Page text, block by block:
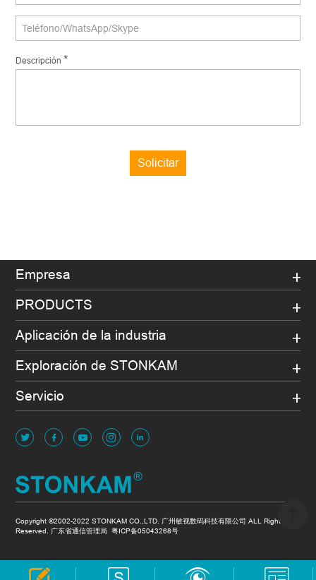
Descripción *
Solicitar
Empresa
PRODUCTS
Aplicación de la industria
Exploración de STONKAM
Servicio
Copyright ©2002-2022 STONKAM CO.,LTD. 广州敏视数码科技有限公司 ALL Rights
Reserved. 广东省通信管理局粤ICP备05043268号